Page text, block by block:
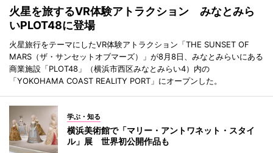
火星を旅するVR体験アトラクション みなとみら
いPLOT48に登場
火星旅行をテーマにしたVR体験アトラクション「THE SUNSET OF
MARS（ザ・サンセットオブマーズ）」が8月8日、みなとみらいにある
商業施設「PLOT48」（横浜市西区みなとみらい4）内の
「YOKOHAMA COAST REALITY PORT」にオープンした。
学ぶ・知る
横浜美術館で「マリー・アントワネット・スタイ
ル」展 世界初公開作品も